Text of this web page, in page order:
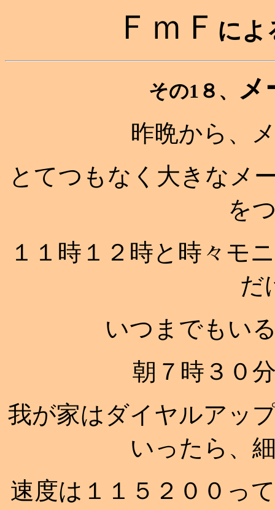
ＦｍＦ によ
その1８、 メ
昨晩から、
とてつもなく大きなメ
を
１１時１２時と時々モ
だ
いつまでもい
朝７時３０
我が家はダイヤルアッ
いったら、
速度は１１５２００っ